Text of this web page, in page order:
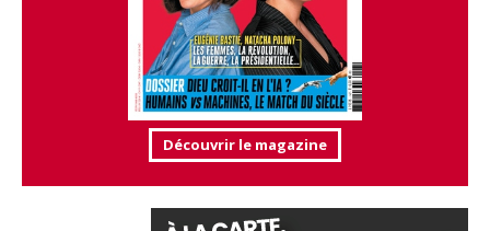
Découvrir le magazine